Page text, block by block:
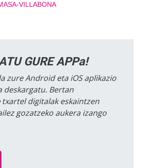
VILLABONA
GURE APPa!
zure Android eta iOS aplikazio
deskargatu. Bertan
txartel digitalak eskaintzen
gozatzeko aukera izango